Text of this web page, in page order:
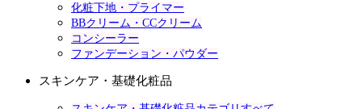
化粧下地・プライマー
BBクリーム・CCクリーム
コンシーラー
ファンデーション・パウダー
スキンケア・基礎化粧品